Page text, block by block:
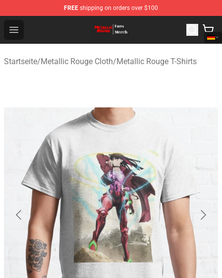
FREE shipping on orders over $100
Open menu
Metallic Rouge Store - Official Metallic Rouge
Startseite/Metallic Rouge Cloth/Metallic Rouge T-Shirts